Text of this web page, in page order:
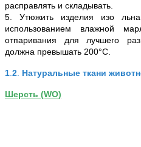
расправлять и складывать.
5. Утюжить изделия изо
использованием влажной
отпаривания для лучшего
должна превышать 200°С.
1.2. Натуральные ткани
Шерсть (WO)